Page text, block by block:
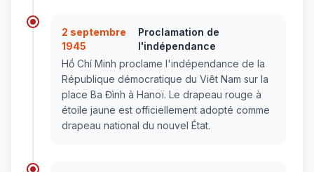
2 septembre
1945
Proclamation de
l'indépendance
Hồ Chí Minh proclame l'indépendance de la
République démocratique du Viêt Nam sur la
place Ba Đình à Hanoï. Le drapeau rouge à
étoile jaune est officiellement adopté comme
drapeau national du nouvel État.